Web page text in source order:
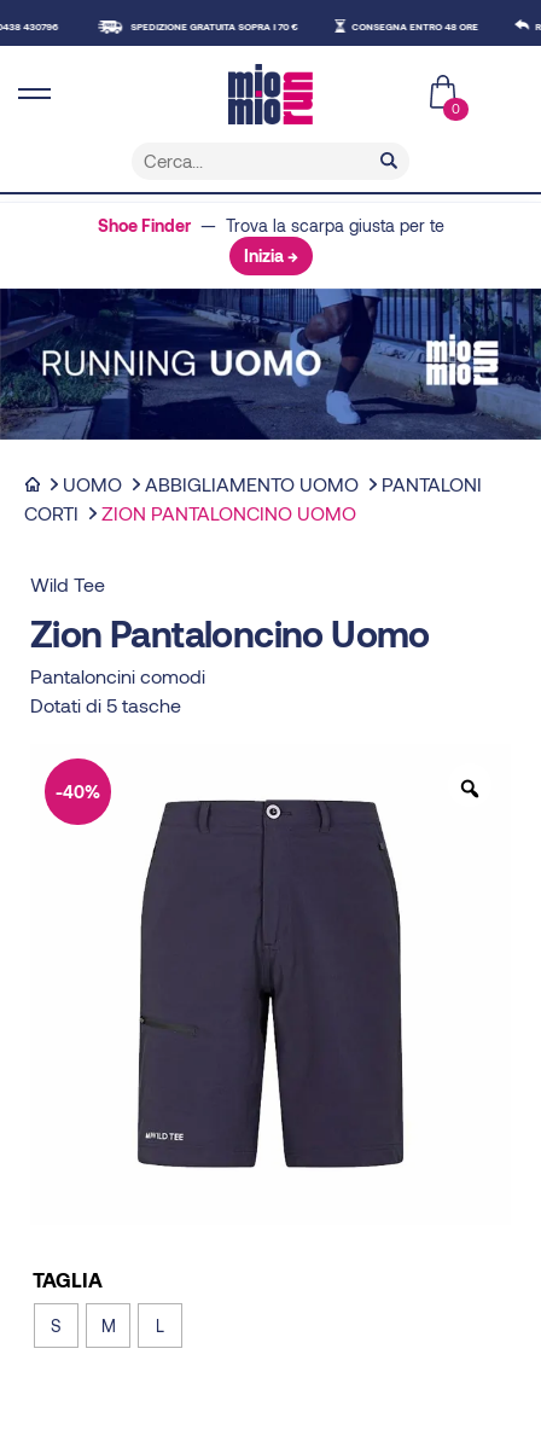
SPEDIZIONE GRATUITA SOPRA I 70 € CONSEGNA ENTRO 48 ORE RESO
0
Shoe Finder— Trova la scarpa giusta per te
Inizia →
UOMO ABBIGLIAMENTO UOMO
PANTALONI
CORTI
ZION PANTALONCINO UOMO
Wild Tee
Zion Pantaloncino Uomo
Pantaloncini comodi
Dotati di 5 tasche
-40%
TAGLIA
S M L